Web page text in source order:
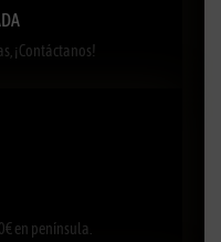
¡Contáctanos!
en península.